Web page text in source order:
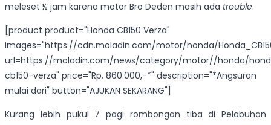
meleset ½ jam karena motor Bro Deden masih ada trouble.
[product product="Honda CB150 Verza"
images="https://cdn.moladin.com/motor/honda/
url=https://moladin.com/news/category/motor//honda/
cb150-verza" price="Rp. 860.000,-*" description="*Angsuran
mulai dari" button="AJUKAN SEKARANG"]
Kurang lebih pukul 7 pagi rombongan tiba di Pelabuhan